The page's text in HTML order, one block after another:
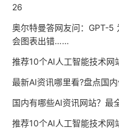
26
奥尔特曼答网友问：GPT-5
会图表出错……
推荐10个AI人工智能技术网
最新AI资讯哪里看?盘点国
国内有哪些AI资讯网站？最
推荐10个AI人工智能技术网